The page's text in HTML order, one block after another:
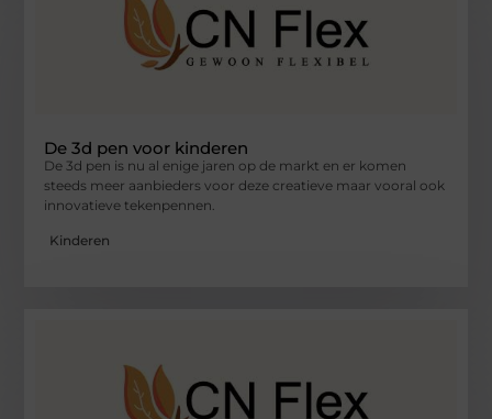
De 3d pen voor kinderen
De 3d pen is nu al enige jaren op de markt en er komen
steeds meer aanbieders voor deze creatieve maar vooral ook
innovatieve tekenpennen.
Kinderen